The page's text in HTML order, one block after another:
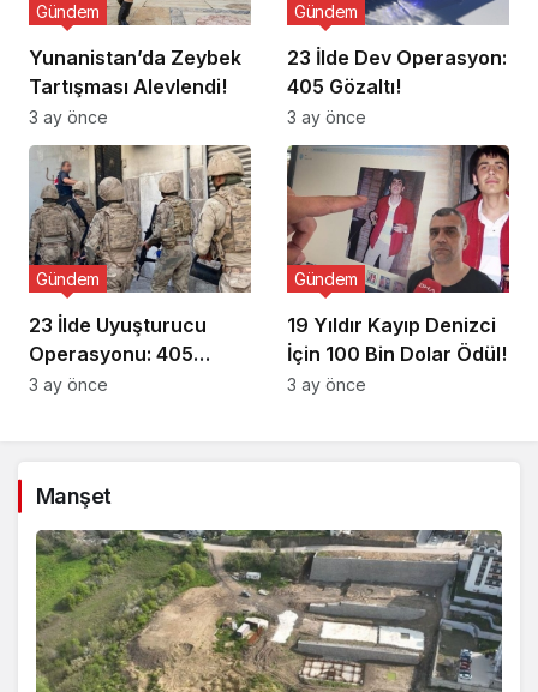
Yunanistan’da Zeybek
Tartışması Alevlendi!
Gündem
3 ay önce
23 İlde Dev Operasyon:
405 Gözaltı!
Gündem
3 ay önce
23 İlde Uyuşturucu
Operasyonu: 405
Gözaltı!
Gündem
3 ay önce
19 Yıldır Kayıp Denizci
İçin 100 Bin Dolar Ödül!
Gündem
3 ay önce
Manşet